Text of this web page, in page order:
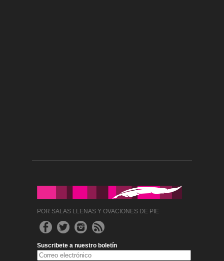
POR SALAS LLENAS Y OVACIONES DE PIE
Suscribete a nuestro boletín